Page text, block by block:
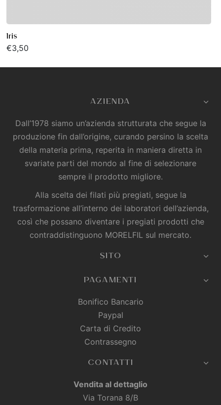
Iris
€3,50
AZIENDA
Dall’1978 siamo un’azienda strutturata che segue la
produzione fin dall’origine, curando persino la scelta
della materia prima, reperita in maniera diretta in
svariate parti del mondo al fine di selezionare
sempre il prodotto migliore.
Alla scelta dei filati più pregiati, segue la
trasformazione all’interno dei laboratori dell’azienda,
così che possano diventare i pregiati prodotti che
contraddistinguono MORELFIL sul mercato.
SITO
PAGAMENTI
Bonifico Bancario
Paypal
Carta di Credito
Contrassegno
CONTATTI
Vendita al dettaglio
Via Torana 8/B